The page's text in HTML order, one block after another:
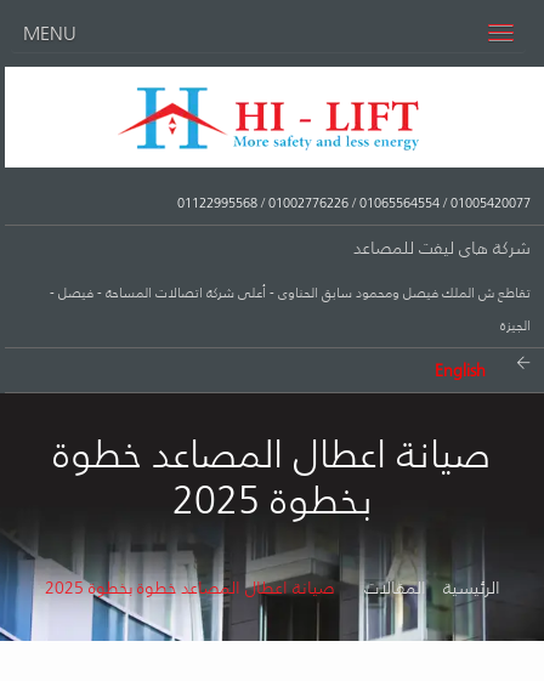
MENU
01005420077
/
01065564554
/
01002776226
/
01122995568
شركة هاى ليفت للمصاعد
تقاطع ش الملك فيصل ومحمود سابق الحناوى - أعلى شركة اتصالات المساحة - فيصل -
الجيزة
English
صيانة اعطال المصاعد خطوة
بخطوة 2025
الرئيسية المقالات صيانة اعطال المصاعد خطوة بخطوة 2025